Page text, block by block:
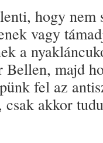
hogy nem
vagy
a
majd
fel az
akkor